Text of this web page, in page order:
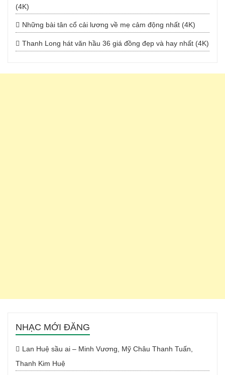
(4K)
Những bài tân cổ cải lương về mẹ cảm động nhất (4K)
Thanh Long hát văn hầu 36 giá đồng đẹp và hay nhất (4K)
NHẠC MỚI ĐĂNG
Lan Huệ sầu ai – Minh Vương, Mỹ Châu Thanh Tuấn,
Thanh Kim Huệ